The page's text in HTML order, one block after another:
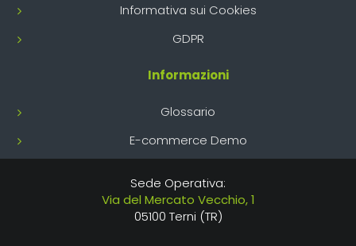
Informativa sui Cookies
GDPR
Informazioni
Glossario
E-commerce Demo
Sede Operativa:
Via del Mercato Vecchio, 1
05100 Terni (TR)